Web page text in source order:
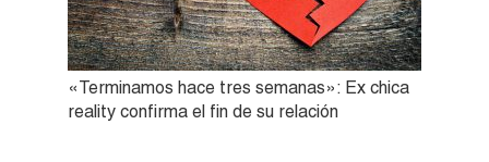
«Terminamos hace tres semanas»: Ex chica
reality confirma el fin de su relación